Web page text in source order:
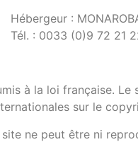
Hébergeur :
Tél. : 0033 (0)9 72 21
à la loi française.
sur le
ne peut être ni